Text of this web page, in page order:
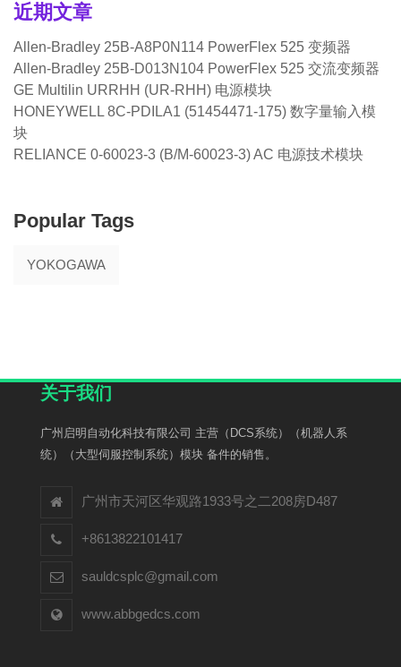
近期文章
Allen-Bradley 25B-A8P0N114 PowerFlex 525 变频器
Allen-Bradley 25B-D013N104 PowerFlex 525 交流变频器
GE Multilin URRHH (UR-RHH) 电源模块
HONEYWELL 8C-PDILA1 (51454471-175) 数字量输入模
块
RELIANCE 0-60023-3 (B/M-60023-3) AC 电源技术模块
Popular Tags
YOKOGAWA
关于我们
广州启明自动化科技有限公司 主营（DCS系统）（机器人系
统）（大型伺服控制系统）模块 备件的销售。
广州市天河区华观路1933号之二208房D487
+8613822101417
sauldcsplc@gmail.com
www.abbgedcs.com